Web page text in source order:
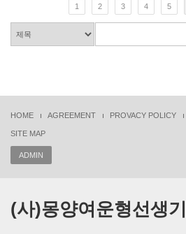
1 2 3 4 5
HOME AGREEMENT PROVACY POLICY
SITE MAP
ADMIN
(사)몽양여운형선생